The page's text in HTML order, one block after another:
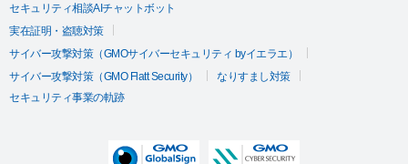
セキュリティ相談AIチャットボット
実在証明・盗聴対策
サイバー攻撃対策（GMOサイバーセキュリティ byイエラエ）
サイバー攻撃対策（GMO Flatt Security）
なりすまし対策
セキュリティ事業の軌跡